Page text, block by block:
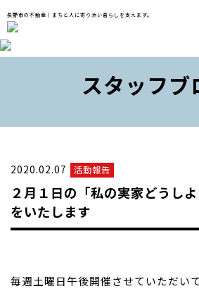
長野市の不動産｜まちと人に寄り添い暮らしを支えます。
おすすめ物件
スタッフブログ
スタッフブ
2020.02.07 活動報告
２月１日の「私の実家どうし
をいたします
毎週土曜日午後開催させていただい